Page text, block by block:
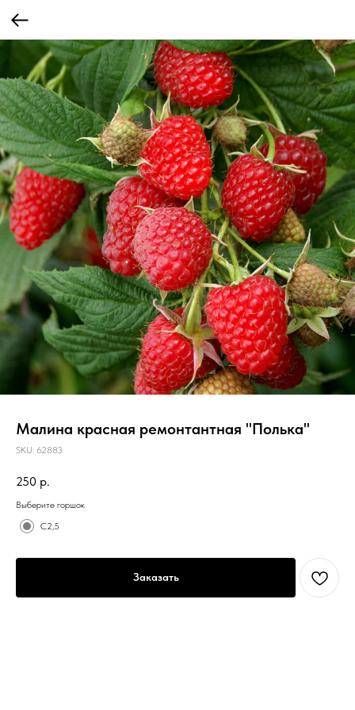
Малина красная ремонтантная "Полька"
SKU: 62883
250 р.
Выберите горшок
С2,5
Заказать